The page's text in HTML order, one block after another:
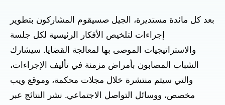
بعد كل مائدة مستديرة، الجيل صسيقوم المشاركون بتطوير
إجراءات لتلخيص الأفكار الرئيسية لكل جلسة
والاستراتيجيات الموصى بها لمعالجة القضايا. سيشارك
الشباب المصابون بأمراض مزمنة في تأليف الإجراءات،
والتي سيتم منتشرة خلال مجلات محكمة، وموقع ويب
مخصص، ووسائل التواصل الاجتماعي. نشر
النتائج عبر